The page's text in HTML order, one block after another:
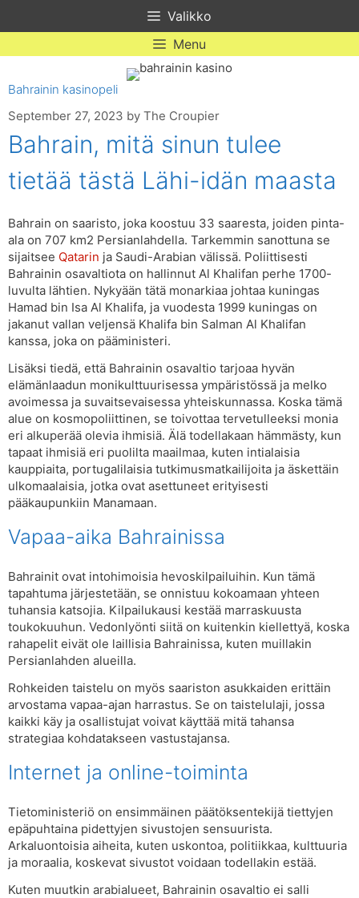
Valikko
Menu
Bahrainin kasinopeli
September 27, 2023 by The Croupier
Bahrain, mitä sinun tulee
tietää tästä Lähi-idän maasta
Bahrain on saaristo, joka koostuu 33 saaresta, joiden pinta-
ala on 707 km2 Persianlahdella. Tarkemmin sanottuna se
sijaitsee Qatarin ja Saudi-Arabian välissä. Poliittisesti
Bahrainin osavaltiota on hallinnut Al Khalifan perhe 1700-
luvulta lähtien. Nykyään tätä monarkiaa johtaa kuningas
Hamad bin Isa Al Khalifa, ja vuodesta 1999 kuningas on
jakanut vallan veljensä Khalifa bin Salman Al Khalifan
kanssa, joka on pääministeri.
Lisäksi tiedä, että Bahrainin osavaltio tarjoaa hyvän
elämänlaadun monikulttuurisessa ympäristössä ja melko
avoimessa ja suvaitsevaisessa yhteiskunnassa. Koska tämä
alue on kosmopoliittinen, se toivottaa tervetulleeksi monia
eri alkuperää olevia ihmisiä. Älä todellakaan hämmästy, kun
tapaat ihmisiä eri puolilta maailmaa, kuten intialaisia ​​
kauppiaita, portugalilaisia ​​tutkimusmatkailijoita ja äskettäin
ulkomaalaisia, jotka ovat asettuneet erityisesti
pääkaupunkiin Manamaan.
Vapaa-aika Bahrainissa
Bahrainit ovat intohimoisia hevoskilpailuihin. Kun tämä
tapahtuma järjestetään, se onnistuu kokoamaan yhteen
tuhansia katsojia. Kilpailukausi kestää marraskuusta
toukokuuhun. Vedonlyönti siitä on kuitenkin kiellettyä, koska
rahapelit eivät ole laillisia Bahrainissa, kuten muillakin
Persianlahden alueilla.
Rohkeiden taistelu on myös saariston asukkaiden erittäin
arvostama vapaa-ajan harrastus. Se on taistelulaji, jossa
kaikki käy ja osallistujat voivat käyttää mitä tahansa
strategiaa kohdatakseen vastustajansa.
Internet ja online-toiminta
Tietoministeriö on ensimmäinen päätöksentekijä tiettyjen
epäpuhtaina pidettyjen sivustojen sensuurista.
Arkaluontoisia aiheita, kuten uskontoa, politiikkaa, kulttuuria
ja moraalia, koskevat sivustot voidaan todellakin estää.
Kuten muutkin arabialueet, Bahrainin osavaltio ei salli